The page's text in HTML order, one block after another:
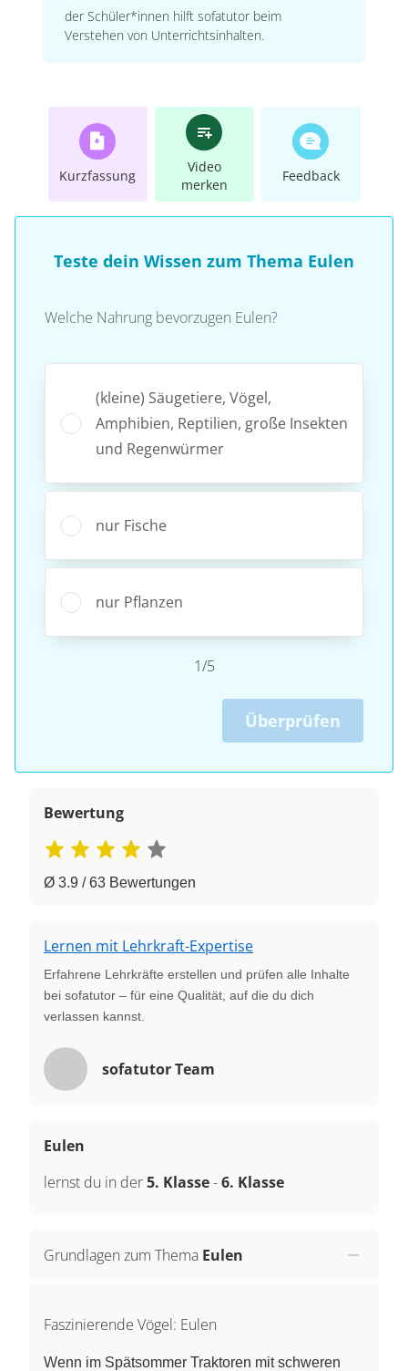
der Schüler*innen hilft sofatutor beim
Verstehen von Unterrichtsinhalten.
Kurzfassung
Video
merken
Feedback
Teste dein Wissen zum Thema Eulen
Welche Nahrung bevorzugen Eulen?
(kleine) Säugetiere, Vögel,
Amphibien, Reptilien, große Insekten
und Regenwürmer
nur Fische
nur Pflanzen
1/5
Überprüfen
Bewertung
Ø 3.9 / 63 Bewertungen
Lernen mit Lehrkraft-Expertise
Erfahrene Lehrkräfte erstellen und prüfen alle Inhalte
bei sofatutor – für eine Qualität, auf die du dich
verlassen kannst.
sofatutor Team
Eulen
lernst du in der5. Klasse-6. Klasse
Grundlagen zum Thema Eulen
Faszinierende Vögel: Eulen
Wenn im Spätsommer Traktoren mit schweren